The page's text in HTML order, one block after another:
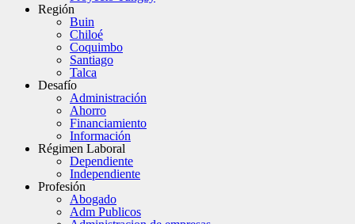
Región
Buin
Chiloé
Coquimbo
Santiago
Talca
Desafío
Administración
Ahorro
Financiamiento
Información
Régimen Laboral
Dependiente
Independiente
Profesión
Abogado
Adm Publicos